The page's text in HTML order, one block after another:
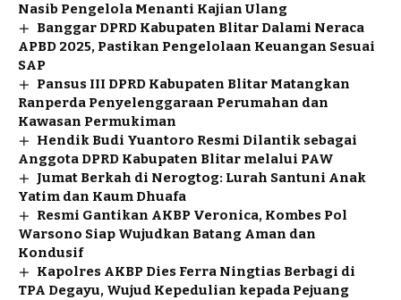
Nasib Pengelola Menanti Kajian Ulang
Banggar DPRD Kabupaten Blitar Dalami Neraca
APBD 2025, Pastikan Pengelolaan Keuangan Sesuai
SAP
Pansus III DPRD Kabupaten Blitar Matangkan
Ranperda Penyelenggaraan Perumahan dan
Kawasan Permukiman
Hendik Budi Yuantoro Resmi Dilantik sebagai
Anggota DPRD Kabupaten Blitar melalui PAW
Jumat Berkah di Nerogtog: Lurah Santuni Anak
Yatim dan Kaum Dhuafa
Resmi Gantikan AKBP Veronica, Kombes Pol
Warsono Siap Wujudkan Batang Aman dan
Kondusif
Kapolres AKBP Dies Ferra Ningtias Berbagi di
TPA Degayu, Wujud Kepedulian kepada Pejuang